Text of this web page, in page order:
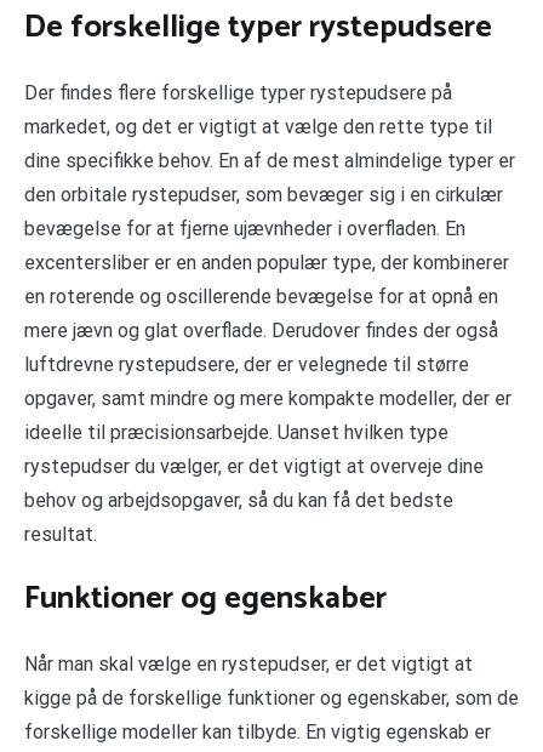
De forskellige typer rystepudsere
Der findes flere forskellige typer rystepudsere på
markedet, og det er vigtigt at vælge den rette type til
dine specifikke behov. En af de mest almindelige typer er
den orbitale rystepudser, som bevæger sig i en cirkulær
bevægelse for at fjerne ujævnheder i overfladen. En
excentersliber er en anden populær type, der kombinerer
en roterende og oscillerende bevægelse for at opnå en
mere jævn og glat overflade. Derudover findes der også
luftdrevne rystepudsere, der er velegnede til større
opgaver, samt mindre og mere kompakte modeller, der er
ideelle til præcisionsarbejde. Uanset hvilken type
rystepudser du vælger, er det vigtigt at overveje dine
behov og arbejdsopgaver, så du kan få det bedste
resultat.
Funktioner og egenskaber
Når man skal vælge en rystepudser, er det vigtigt at
kigge på de forskellige funktioner og egenskaber, som de
forskellige modeller kan tilbyde. En vigtig egenskab er